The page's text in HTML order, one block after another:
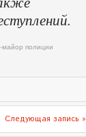
майор полиции
Следующая запись »